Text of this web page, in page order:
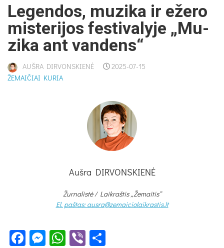
Le­gen­dos, mu­zi­ka ir eže­ro
mis­te­ri­jos fes­ti­va­ly­je „Mu­
zi­ka ant van­dens“
AUŠRA DIRVONSKIENĖ
2025-07-15
ŽEMAIČIAI KURIA
Aušra DIRVONSKIENĖ
Žurnalistė / Laikraštis „Žemaitis“
El. paštas: ausra@zemaiciolaikrastis.lt
Facebook
Messenger
WhatsApp
Viber